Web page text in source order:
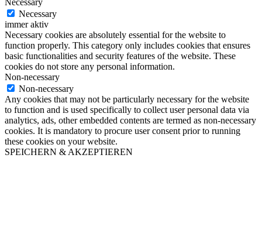
Necessary
immer aktiv
Necessary cookies are absolutely essential for the website to
function properly. This category only includes cookies that ensures
basic functionalities and security features of the website. These
cookies do not store any personal information.
Non-necessary
Non-necessary
Any cookies that may not be particularly necessary for the website
to function and is used specifically to collect user personal data via
analytics, ads, other embedded contents are termed as non-necessary
cookies. It is mandatory to procure user consent prior to running
these cookies on your website.
SPEICHERN & AKZEPTIEREN